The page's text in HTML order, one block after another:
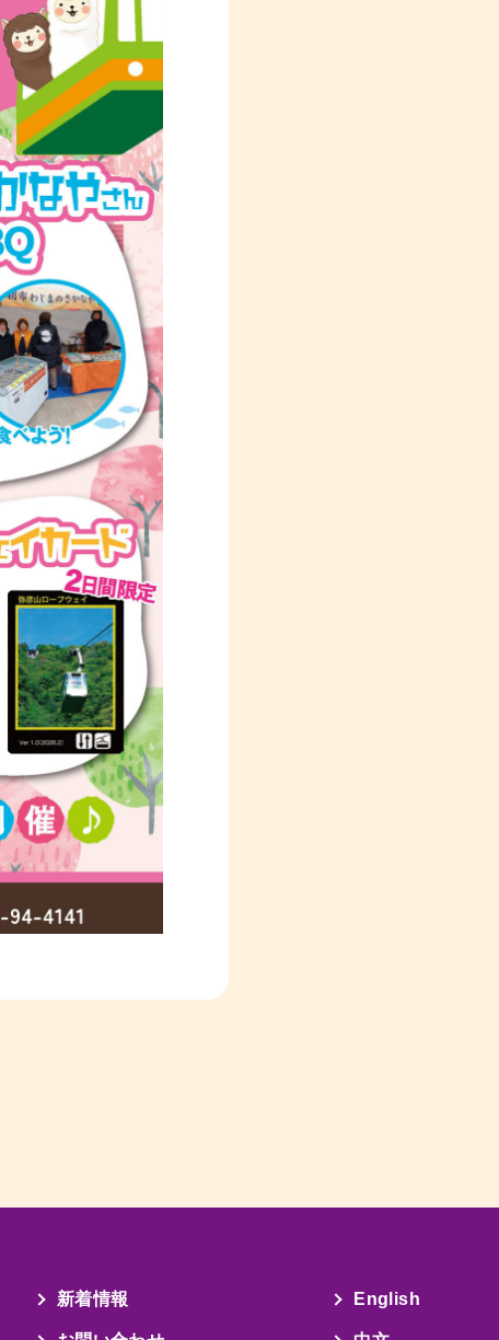
新着情報 English